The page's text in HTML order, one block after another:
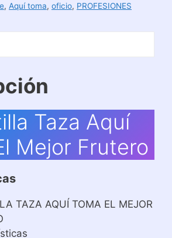
, Aquí toma, oficio, PROFESIONES
Taza Aquí
Mejor Frutero
TAZA AQUÍ TOMA EL MEJOR